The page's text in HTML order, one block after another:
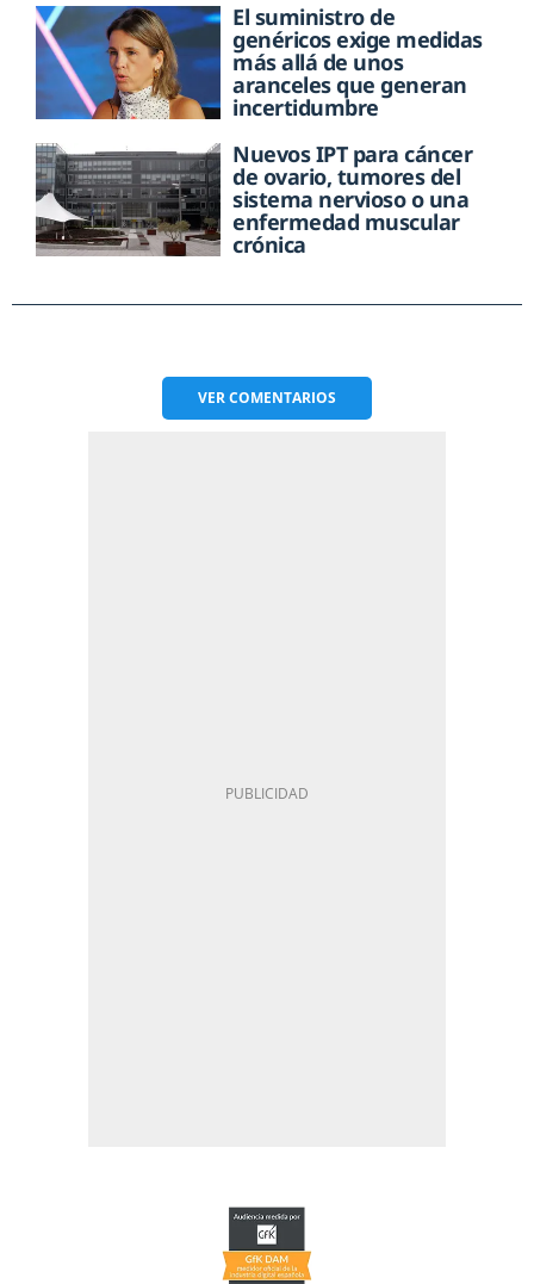
El suministro de
genéricos exige medidas
más allá de unos
aranceles que generan
incertidumbre
Nuevos IPT para cáncer
de ovario, tumores del
sistema nervioso o una
enfermedad muscular
crónica
VERCOMENTARIOS